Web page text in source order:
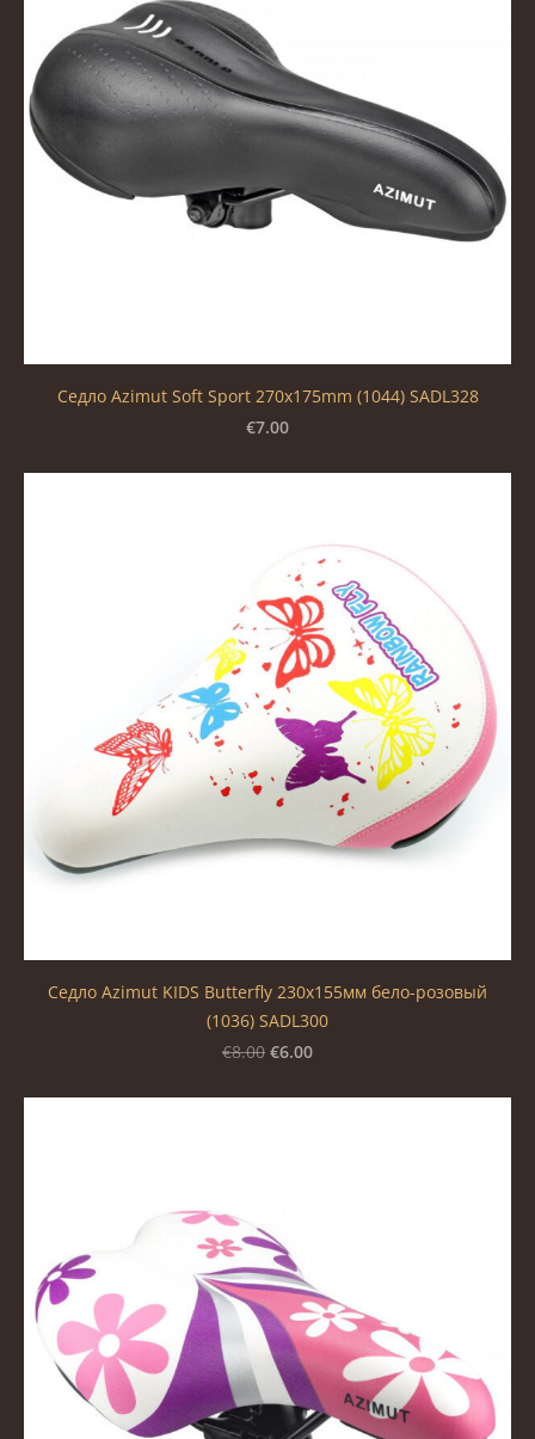
Седло Azimut Soft Sport 270x175mm (1044) SADL328
€7.00
Седло Azimut KIDS Butterfly 230х155мм бело-розовый
(1036) SADL300
€8.00 €6.00